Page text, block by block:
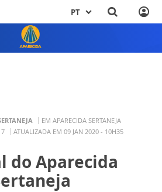
PT
EM APARECIDA SERTANEJA
ATUALIZADA EM 09 JAN 2020 - 10H35
do Aparecida